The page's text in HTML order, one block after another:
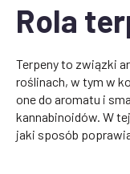
Rola
Terpeny to związki
roślinach, w tym w
one do aromatu i
kannabinoidów. W
jaki sposób